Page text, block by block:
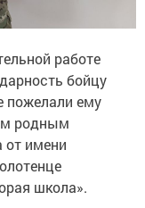
работе
бойцу
пожелали ему
родным
от имени
школа».